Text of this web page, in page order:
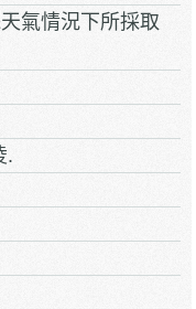
氣情況下所採取
.